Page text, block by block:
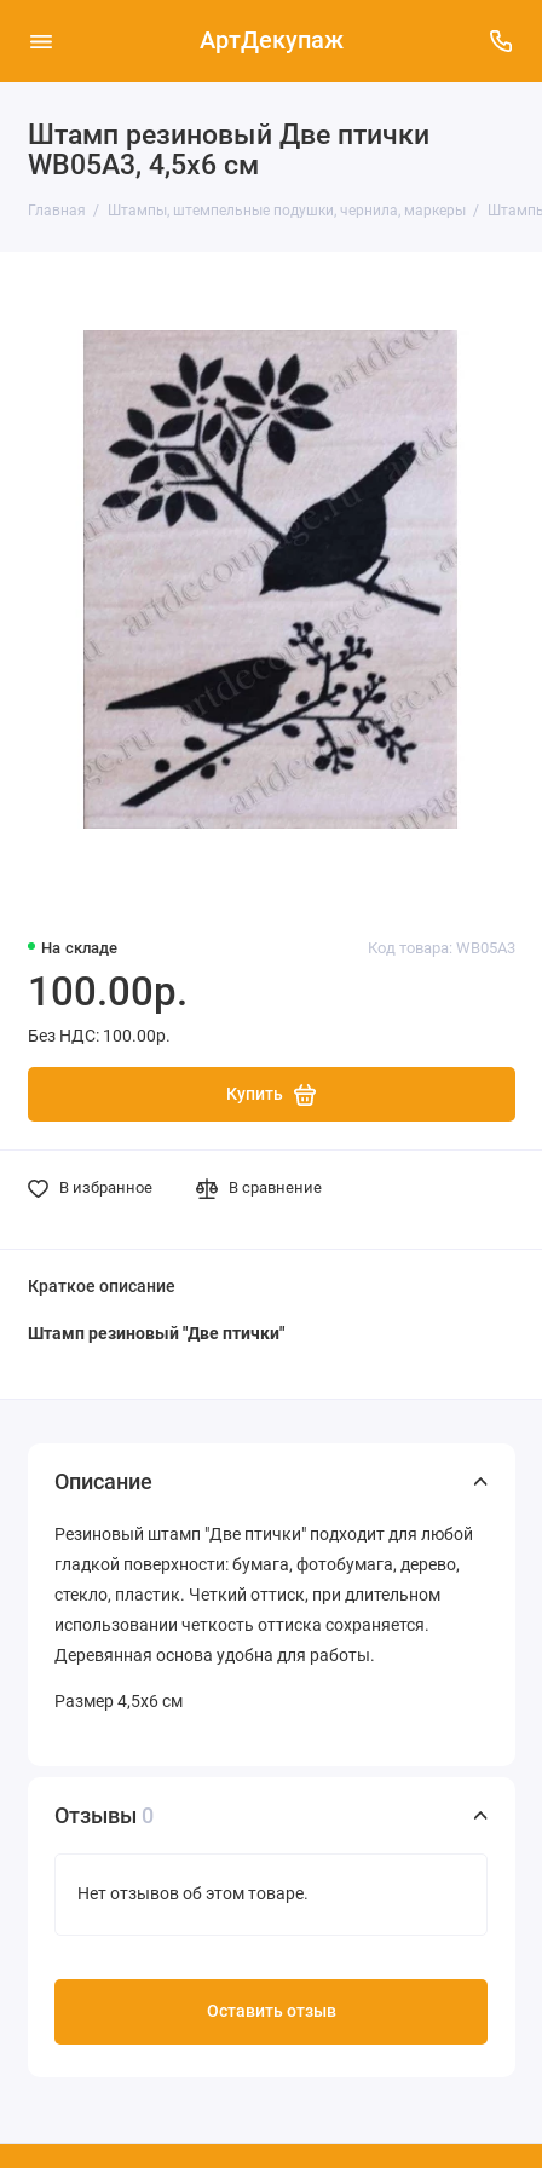
АртДекупаж
Штамп резиновый Две птички
WВ05A3, 4,5х6 см
Главная Штампы, штемпельные подушки, чернила, маркеры
На складе Код товара: WВ05A3
100.00р.
Без НДС: 100.00р.
Купить
В избранное В сравнение
Краткое описание
Штамп резиновый "Две птички"
Описание
Резиновый штамп "Две птички" подходит для любой
гладкой поверхности: бумага, фотобумага, дерево,
стекло, пластик. Четкий оттиск, при длительном
использовании четкость оттиска сохраняется.
Деревянная основа удобна для работы.
Размер 4,5х6 см
Отзывы 0
Нет отзывов об этом товаре.
Оставить отзыв